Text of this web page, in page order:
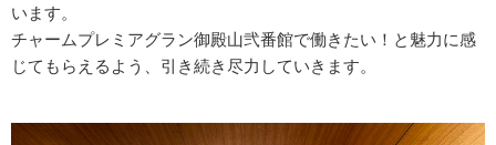
います。
チャームプレミアグラン御殿山弐番館で働きたい！と魅力に感
じてもらえるよう、引き続き尽力していきます。